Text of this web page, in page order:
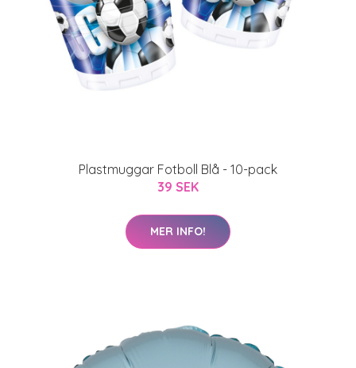
Plastmuggar Fotboll Blå - 10-pack
39 SEK
MER INFO!